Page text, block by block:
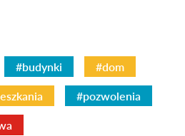
#budynki #dom
#pozwolenia